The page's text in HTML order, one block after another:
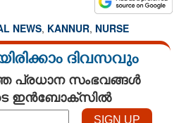
NEWS, KANNUR, NURSE
ദിവസവും
പ്രധാന സംഭവങ്ങൾ
ഇൻബോക്സിൽ